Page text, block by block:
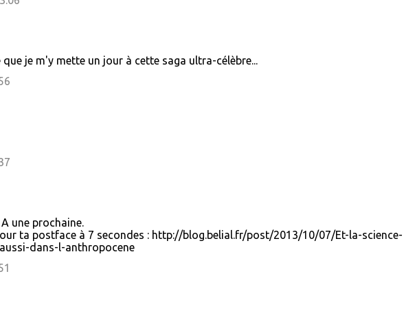
je m'y mette un jour à cette saga ultra-célèbre...
une prochaine.
ta postface à 7 secondes : http://blog.belial.fr/post/2013/10/07/Et-la-science-
dans-l-anthropocene